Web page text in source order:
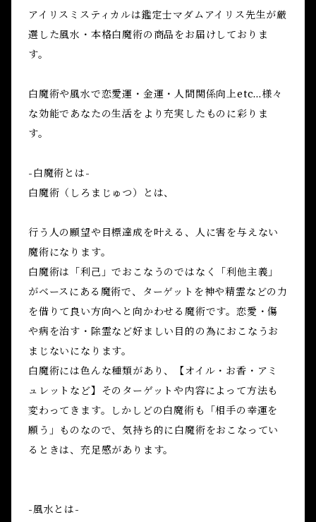
アイリスミスティカルは鑑定士マダムアイリス先生が厳
選した風水・本格白魔術の商品をお届けしておりま
す。
白魔術や風水で恋愛運・金運・人間関係向上etc...様々
な効能であなたの生活をより充実したものに彩りま
す。
-白魔術とは-
白魔術（しろまじゅつ）とは、
行う人の願望や目標達成を叶える、人に害を与えない
魔術になります。
白魔術は「利己」でおこなうのではなく「利他主義」
がベースにある魔術で、ターゲットを神や精霊などの力
を借りて良い方向へと向かわせる魔術です。恋愛・傷
や病を治す・除霊など好ましい目的の為におこなうお
まじないになります。
白魔術には色んな種類があり、【オイル・お香・アミ
ュレットなど】そのターゲットや内容によって方法も
変わってきます。しかしどの白魔術も「相手の幸運を
願う」ものなので、気持ち的に白魔術をおこなってい
るときは、充足感があります。
-風水とは-